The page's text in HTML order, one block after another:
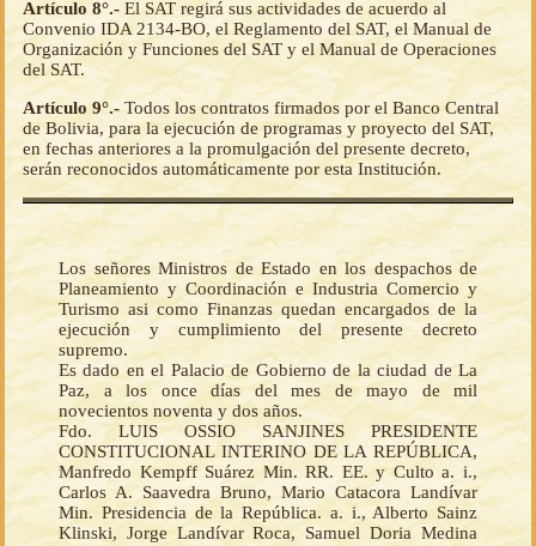
Artículo 8°.- El SAT regirá sus actividades de acuerdo al
Convenio IDA 2134-BO, el Reglamento del SAT, el Manual de
Organización y Funciones del SAT y el Manual de Operaciones
del SAT.
Artículo 9°.- Todos los contratos firmados por el Banco Central
de Bolivia, para la ejecución de programas y proyecto del SAT,
en fechas anteriores a la promulgación del presente decreto,
serán reconocidos automáticamente por esta Institución.
Los señores Ministros de Estado en los despachos de
Planeamiento y Coordinación e Industria Comercio y
Turismo asi como Finanzas quedan encargados de la
ejecución y cumplimiento del presente decreto
supremo.
Es dado en el Palacio de Gobierno de la ciudad de La
Paz, a los once días del mes de mayo de mil
novecientos noventa y dos años.
Fdo. LUIS OSSIO SANJINES PRESIDENTE
CONSTITUCIONAL INTERINO DE LA REPÚBLICA,
Manfredo Kempff Suárez Min. RR. EE. y Culto a. i.,
Carlos A. Saavedra Bruno, Mario Catacora Landívar
Min. Presidencia de la República. a. i., Alberto Sainz
Klinski, Jorge Landívar Roca, Samuel Doria Medina